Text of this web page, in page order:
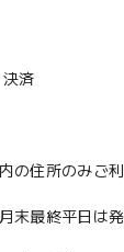
済
の住所のみご
末最終平日は